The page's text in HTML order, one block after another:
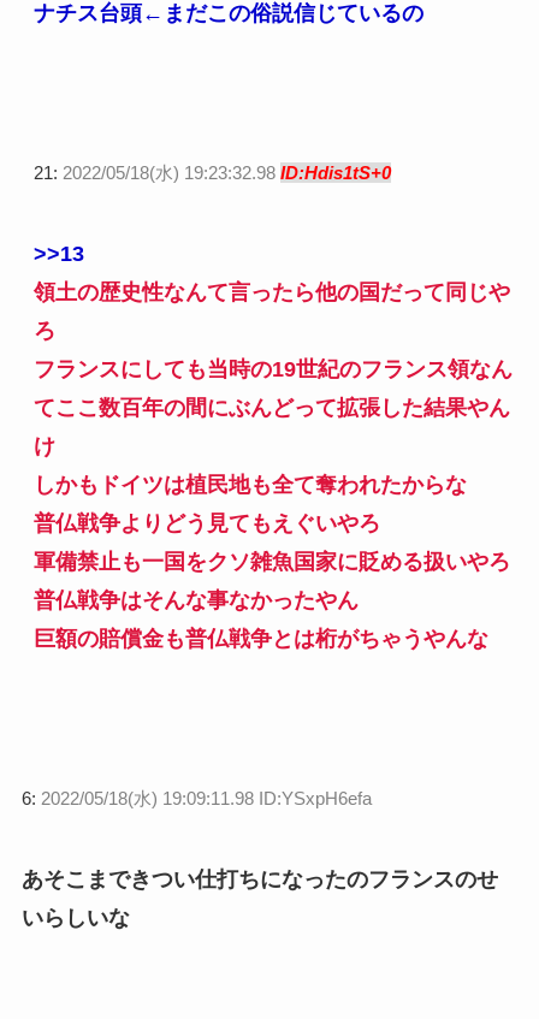
ナチス台頭←まだこの俗説信じているの
21: 2022/05/18(水) 19:23:32.98 ID:Hdis1tS+0
>>13
領土の歴史性なんて言ったら他の国だって同じや
ろ
フランスにしても当時の19世紀のフランス領なん
てここ数百年の間にぶんどって拡張した結果やん
け
しかもドイツは植民地も全て奪われたからな
普仏戦争よりどう見てもえぐいやろ
軍備禁止も一国をクソ雑魚国家に貶める扱いやろ
普仏戦争はそんな事なかったやん
巨額の賠償金も普仏戦争とは桁がちゃうやんな
6: 2022/05/18(水) 19:09:11.98 ID:YSxpH6efa
あそこまできつい仕打ちになったのフランスのせ
いらしいな